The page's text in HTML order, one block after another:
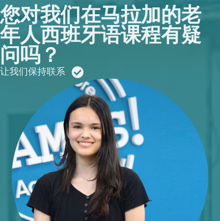
您对我们在马拉加的老
年人西班牙语课程有疑
问吗？
让我们保持联系